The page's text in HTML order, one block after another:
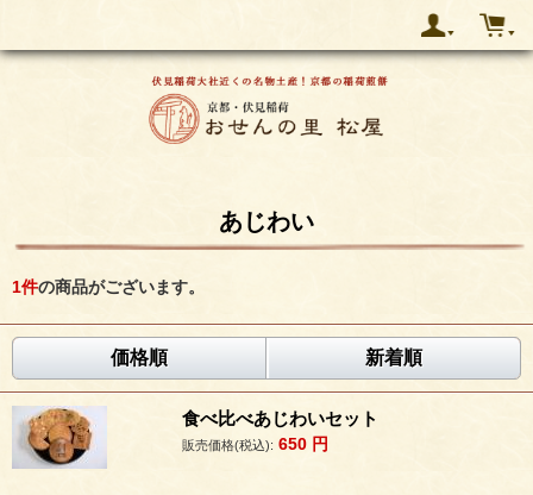
あじわい
1件の商品がございます。
価格順 新着順
食べ比べあじわいセット
販売価格(税込): 650 円